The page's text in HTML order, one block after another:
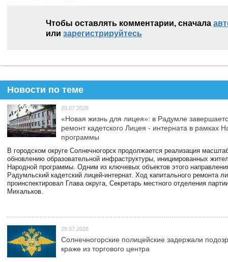
Чтобы оставлять комментарии, сначала
или зарегистрируйтесь
Новости по теме
29.07.2026
«Новая жизнь для лицея»: в Радумле
ремонт кадетского Лицея - интерната в рамках
программы
В городском округе Солнечногорск продолжается реализация
обновлению образовательной инфраструктуры, инициированных
Народной программы. Одним из ключевых объектов этого
Радумльский кадетский лицей-интернат. Ход капитального ремонта
проинспектировал Глава округа, Секретарь местного отделения
Михальков.
29.07.2026
Солнечногорские полицейские задержали
краже из торгового центра